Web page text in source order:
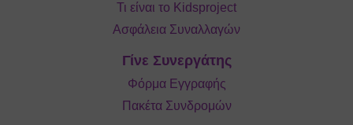
Τι είναι το Kidsproject
Ασφάλεια Συναλλαγών
Γίνε Συνεργάτης
Φόρμα Εγγραφής
Πακέτα Συνδρομών